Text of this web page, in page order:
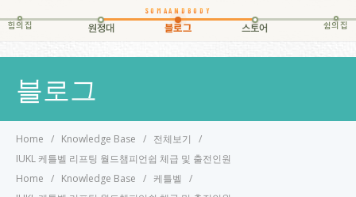
힘의집 원정대 블로그 스토어 쉼의집
블로그
Home Knowledge Base
전체보기
IUKL 케틀벨 리프팅 월드챔피언쉽 체급 및 출전인원
Home
Knowledge Base
케틀벨